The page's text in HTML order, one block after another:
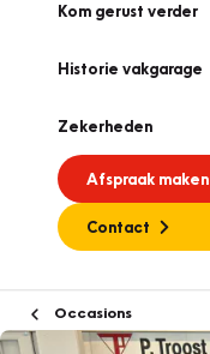
Kom gerust verder
Historie vakgarage
Zekerheden
Afspraak maken
Contact
Occasions